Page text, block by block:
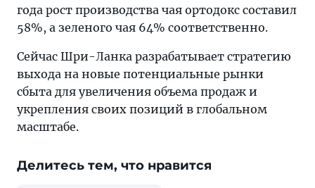
года рост производства чая ортодокс составил
58%, а зеленого чая 64% соответственно.
Сейчас Шри-Ланка разрабатывает стратегию
выхода на новые потенциальные рынки
сбыта для увеличения объема продаж и
укрепления своих позиций в глобальном
масштабе.
Делитесь тем, что нравится